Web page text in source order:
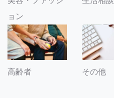
ョン
高齢者 その他